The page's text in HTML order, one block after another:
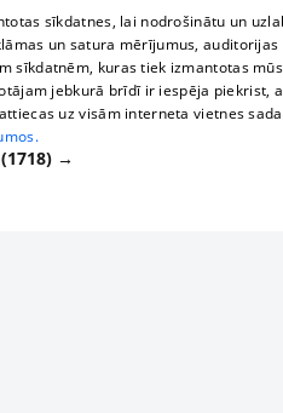
klientiem
politika
iestatījumi
reklāma
Vilcienu
sīkdatnes, lai nodrošinātu un
un satura mērījumus,
sīkdatnēm, kuras tiek izmantotas
jebkurā brīdī ir iespēja piekrist,
uz visām interneta vietnes
(1718) →